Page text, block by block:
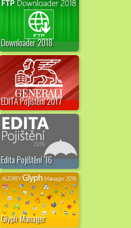
Downloader 2018
EDITA Pojištění 2017
Edita Pojištění '16
Glyph Manager